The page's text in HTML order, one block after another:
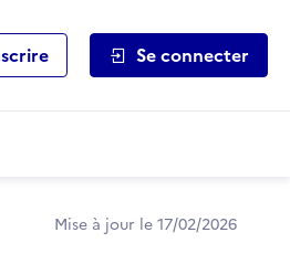
Se connecter
Mise à jour le 17/02/2026